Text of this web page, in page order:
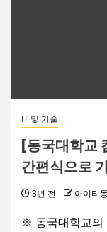
IT 및 기술
[동국대학교
간편식으로
3년 전 아이티
※ 동국대학교의